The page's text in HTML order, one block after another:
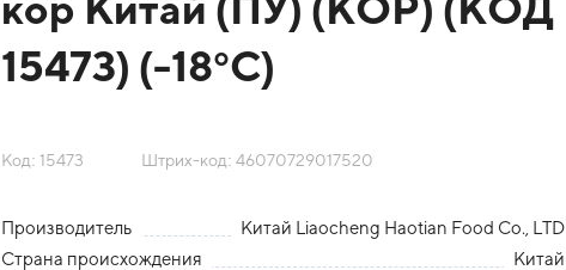
15473) (-18°С)
Код: 15473 Штрих-код: 46070729017520
Производитель
Китай Liaocheng Haotian Food Co., LTD
Страна происхождения
Китай